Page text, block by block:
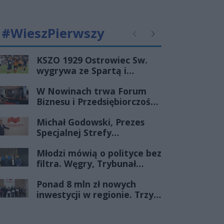
#WieszPierwszy PoprzednieNastępne
KSZO 1929 Ostrowiec Sw.
wygrywa ze Spartą i
barażach o 2 ligę
W Nowinach trwa Forum
Biznesu i Przedsiębiorczości-
Michał Godowski, Prezes
Specjalnej Strefy
„Starachowice”, gościem
Porannej Rozmowy Radia
Młodzi mówią o polityce bez
filtra. Węgry, Trybunał
młode pokolenie naprawdę
zmienia zasady gry
Ponad 8 mln zł nowych
inwestycji w regionie. Trzy